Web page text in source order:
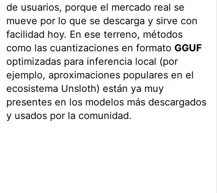
de usuarios, porque el mercado real se
mueve por lo que se descarga y sirve con
facilidad hoy. En ese terreno, métodos
como las cuantizaciones en formato GGUF
optimizadas para inferencia local (por
ejemplo, aproximaciones populares en el
ecosistema Unsloth) están ya muy
presentes en los modelos más descargados
y usados por la comunidad.